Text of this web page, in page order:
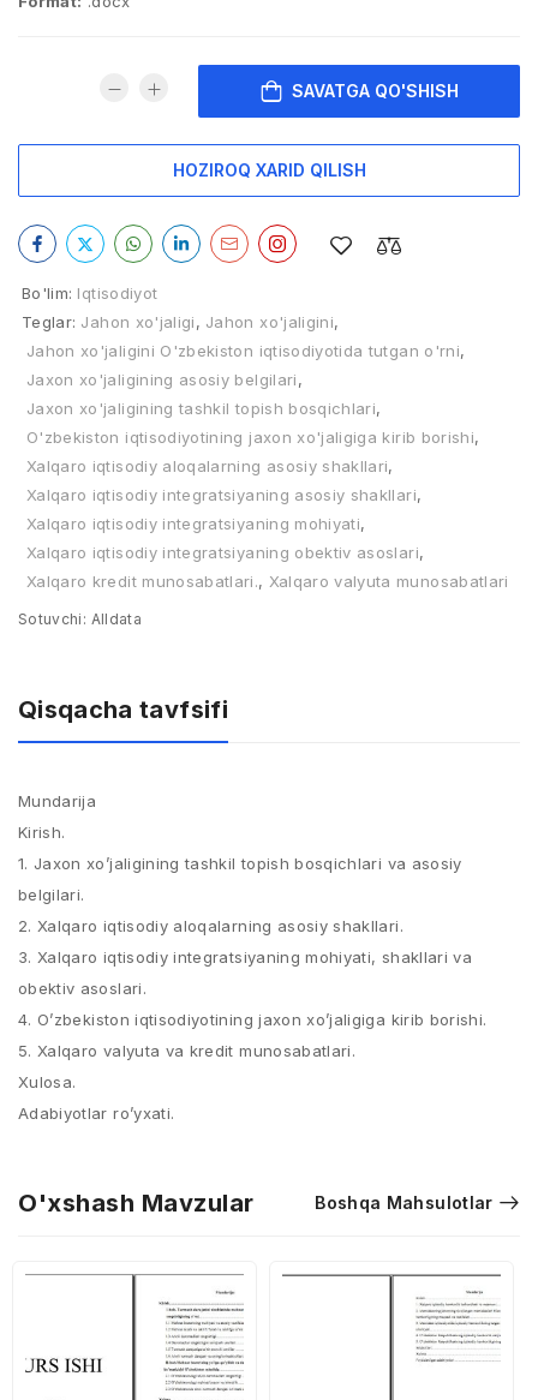
SAVATGA QO'SHISH
HOZIROQ XARID QILISH
Bo'lim: Iqtisodiyot
Teglar: Jahon xo'jaligi, Jahon xo'jaligini,
Jahon xo'jaligini O'zbekiston iqtisodiyotida tutgan o'rni,
Jaxon xo'jaligining asosiy belgilari,
Jaxon xo'jaligining tashkil topish bosqichlari,
O'zbekiston iqtisodiyotining jaxon xo'jaligiga kirib borishi,
Xalqaro iqtisodiy aloqalarning asosiy shakllari,
Xalqaro iqtisodiy integratsiyaning asosiy shakllari,
Xalqaro iqtisodiy integratsiyaning mohiyati,
Xalqaro iqtisodiy integratsiyaning obektiv asoslari,
Xalqaro kredit munosabatlari., Xalqaro valyuta munosabatlari
Sotuvchi: Alldata
Qisqacha tavfsifi
Mundarija
Kirish.
1. Jaxon xo’jaligining tashkil topish bosqichlari va asosiy
belgilari.
2. Xalqaro iqtisodiy aloqalarning asosiy shakllari.
3. Xalqaro iqtisodiy integratsiyaning mohiyati, shakllari va
obektiv asoslari.
4. O’zbekiston iqtisodiyotining jaxon xo’jaligiga kirib borishi.
5. Xalqaro valyuta va kredit munosabatlari.
Xulosa.
Adabiyotlar ro’yxati.
O'xshash Mavzular Boshqa Mahsulotlar